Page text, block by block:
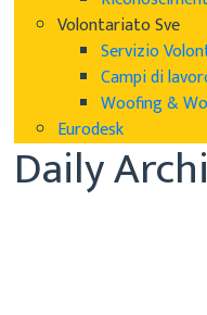
Volontariato Sve
Servizio
Campi di
Woofing &
Eurodesk
Daily